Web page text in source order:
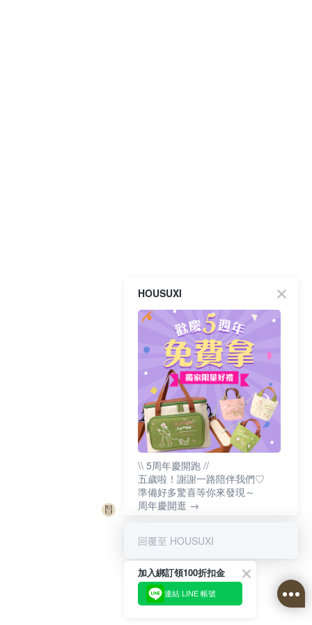
HOUSUXI
\\ 5周年慶開跑 //
五歲啦！謝謝一路陪伴我們♡
準備好多驚喜等你來發現～
周年慶開逛 →
回覆至 HOUSUXI
加入綁訂領100折扣金
連結 LINE 帳號